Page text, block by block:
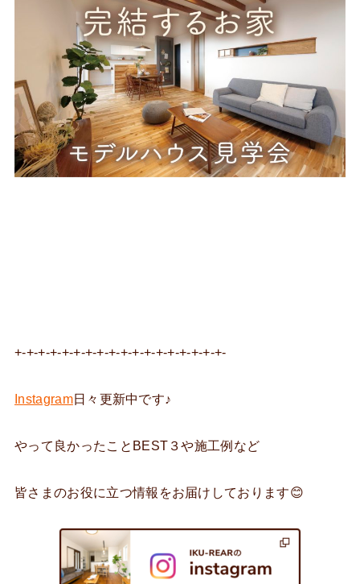
+-+-+-+-+-+-+-+-+-+-+-+-+-+-+-+-+-+-
Instagram日々更新中です♪
やって良かったことBEST３や施工例など
皆さまのお役に立つ情報をお届けしております😊